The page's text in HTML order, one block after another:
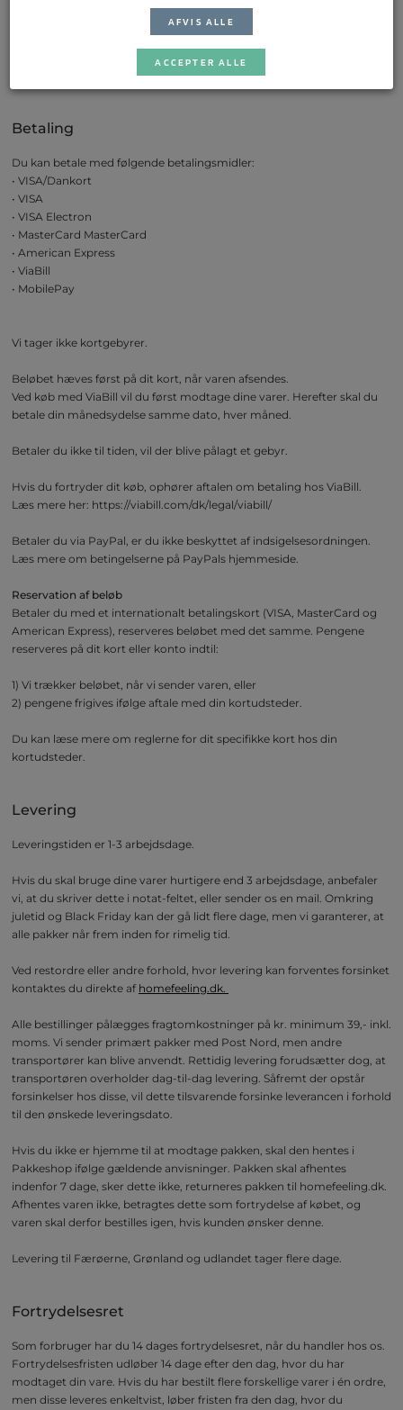
info@homefeeling.dk
Har du brug for hjælp, bedes du venligst kontakte vores kundeservice.
Betaling
Du kan betale med følgende betalingsmidler:
• VISA/Dankort
• VISA
• VISA Electron
• MasterCard MasterCard
• American Express
• ViaBill
• MobilePay
Vi tager ikke kortgebyrer.
Beløbet hæves først på dit kort, når varen afsendes.
Ved køb med ViaBill vil du først modtage dine varer. Herefter skal du
betale din månedsydelse samme dato, hver måned.
Betaler du ikke til tiden, vil der blive pålagt et gebyr.
Hvis du fortryder dit køb, ophører aftalen om betaling hos ViaBill.
Læs mere her: https://viabill.com/dk/legal/viabill/
Betaler du via PayPal, er du ikke beskyttet af indsigelsesordningen.
Læs mere om betingelserne på PayPals hjemmeside.
Reservation af beløb
Betaler du med et internationalt betalingskort (VISA, MasterCard og
American Express), reserveres beløbet med det samme. Pengene
reserveres på dit kort eller konto indtil:
1) Vi trækker beløbet, når vi sender varen, eller
2) pengene frigives ifølge aftale med din kortudsteder.
Du kan læse mere om reglerne for dit specifikke kort hos din
kortudsteder.
Levering
Leveringstiden er 1-3 arbejdsdage.
Hvis du skal bruge dine varer hurtigere end 3 arbejdsdage, anbefaler
vi, at du skriver dette i notat-feltet, eller sender os en mail. Omkring
juletid og Black Friday kan der gå lidt flere dage, men vi garanterer, at
alle pakker når frem inden for rimelig tid.
Ved restordre eller andre forhold, hvor levering kan forventes forsinket
kontaktes du direkte af homefeeling.dk.
Alle bestillinger pålægges fragtomkostninger på kr. minimum 39,- inkl.
moms. Vi sender primært pakker med Post Nord, men andre
transportører kan blive anvendt. Rettidig levering forudsætter dog, at
transportøren overholder dag-til-dag levering. Såfremt der opstår
forsinkelser hos disse, vil dette tilsvarende forsinke leverancen i forhold
til den ønskede leveringsdato.
Hvis du ikke er hjemme til at modtage pakken, skal den hentes i
Pakkeshop ifølge gældende anvisninger. Pakken skal afhentes
indenfor 7 dage, sker dette ikke, returneres pakken til homefeeling.dk.
Afhentes varen ikke, betragtes dette som fortrydelse af købet, og
varen skal derfor bestilles igen, hvis kunden ønsker denne.
Levering til Færøerne, Grønland og udlandet tager flere dage.
Fortrydelsesret
Som forbruger har du 14 dages fortrydelsesret, når du handler hos os.
Fortrydelsesfristen udløber 14 dage efter den dag, hvor du har
modtaget din vare. Hvis du har bestilt flere forskellige varer i én ordre,
men disse leveres enkeltvist, løber fristen fra den dag, hvor du
AFVIS ALLE
ACCEPTER ALLE